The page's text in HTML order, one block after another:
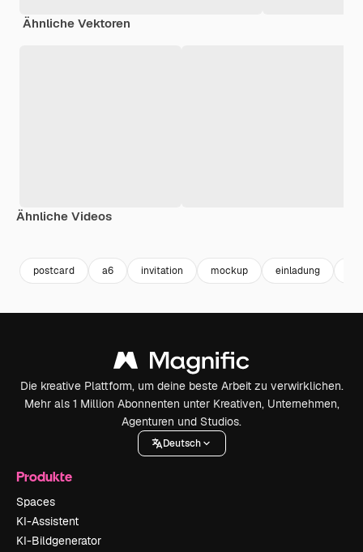
Ähnliche Vektoren
Ähnliche Videos
postcard a6 invitation mockup einladung
Die kreative Plattform, um deine beste Arbeit zu verwirklichen.
Mehr als 1 Million Abonnenten unter Kreativen, Unternehmen,
Agenturen und Studios.
Deutsch
Produkte
Spaces
KI-Assistent
KI-Bildgenerator